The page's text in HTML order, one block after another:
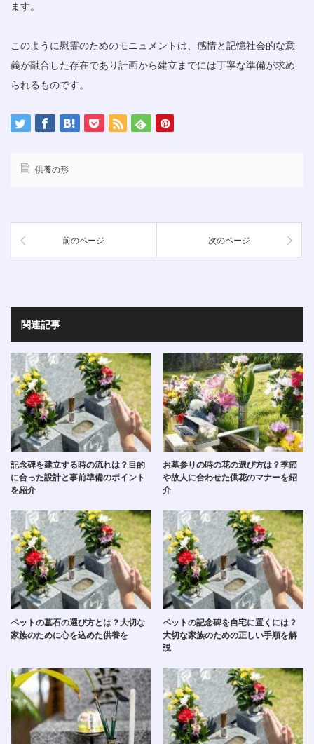
ます。
このように慰霊のためのモニュメントは、感情と記憶社会的な意
義が融合した存在であり計画から建立までには丁寧な準備が求め
られるものです。
供養の形
前のページ 次のページ
関連記事
記念碑を建立する時の流れは？目的
に合った設計と事前準備のポイント
を紹介
お墓参りの時の花の選び方は？季節
や故人に合わせた供花のマナーを紹
介
ペットの墓石の選び方とは？大切な
家族のために心を込めた供養を
ペットの記念碑を自宅に置くには？
大切な家族のための正しい手順を解
説